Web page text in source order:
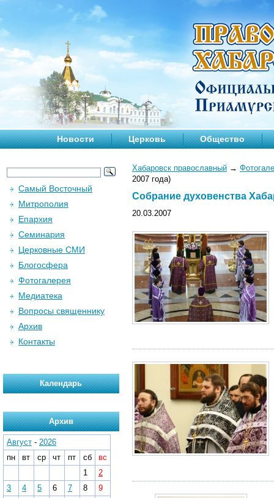
Новости Церковь Общество
Хабаровск православный →
2007 года)
Cобрание духовенства
20.03.2007
Самый Восточный
Митрополия
Епархия
Семинария
Церковные СМИ
Блогосфера
Фотогалерея
Медиатека
Вопросы священнику
Архив
Контакты
Календарь
Архив
Август - 2026
пн
вт ср чт пт сб
вс
1
2
3
4 5 6 7 8
9